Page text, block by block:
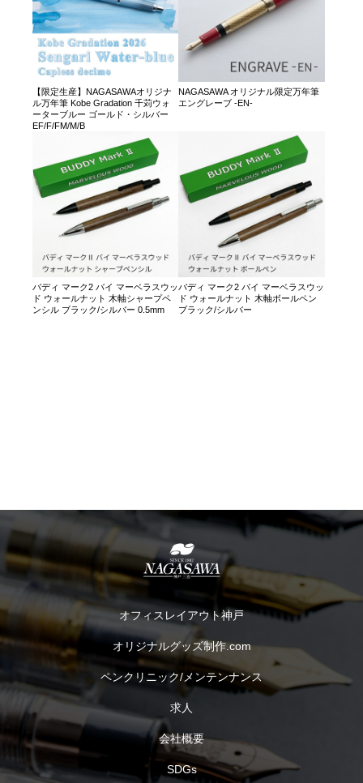
【限定生産】NAGASAWAオリジナ
ル万年筆 Kobe Gradation 千苅ウォ
ーターブルー ゴールド・シルバー
EF/F/FM/M/B
NAGASAWA オリジナル限定万年筆
エングレーブ -EN-
バディ マーク2 バイ マーベラスウッ
ド ウォールナット 木軸シャープペ
ンシル ブラック/シルバー 0.5mm
バディ マーク2 バイ マーベラスウッ
ド ウォールナット 木軸ボールペン
ブラック/シルバー
オフィスレイアウト神戸
オリジナルグッズ制作.com
ペンクリニック/メンテンナンス
求人
会社概要
SDGs